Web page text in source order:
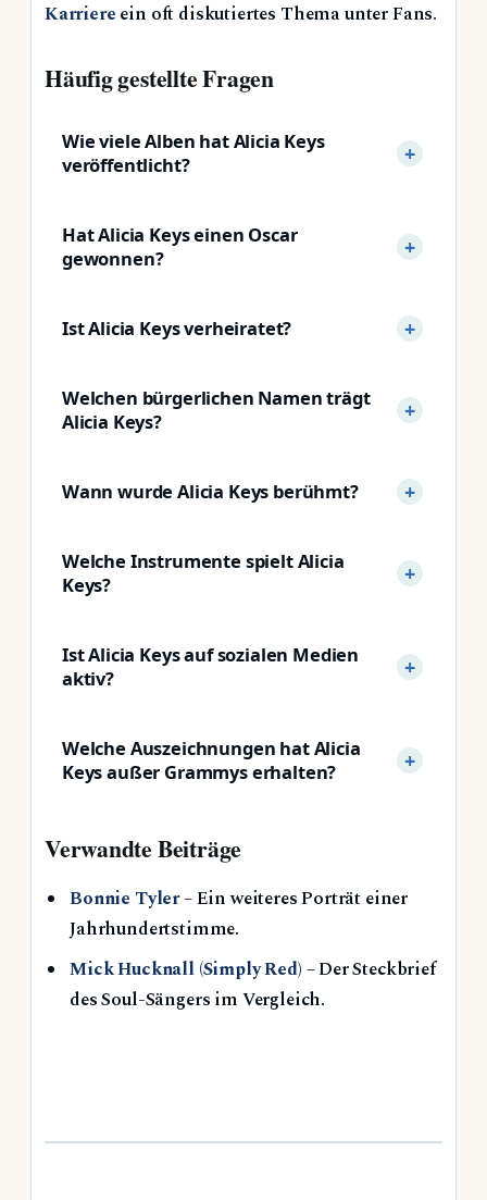
Karriere ein oft diskutiertes Thema unter Fans.
Häufig gestellte Fragen
Wie viele Alben hat Alicia Keys
veröffentlicht?
Hat Alicia Keys einen Oscar
gewonnen?
Ist Alicia Keys verheiratet?
Welchen bürgerlichen Namen trägt
Alicia Keys?
Wann wurde Alicia Keys berühmt?
Welche Instrumente spielt Alicia
Keys?
Ist Alicia Keys auf sozialen Medien
aktiv?
Welche Auszeichnungen hat Alicia
Keys außer Grammys erhalten?
Verwandte Beiträge
Bonnie Tyler– Ein weiteres Porträt einer
Jahrhundertstimme.
Mick Hucknall (Simply Red) – Der Steckbrief
des Soul-Sängers im Vergleich.